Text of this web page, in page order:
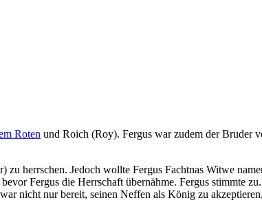
Roten und Roich (Roy). Fergus war zudem der Bruder
herrschen. Jedoch wollte Fergus Fachtnas Witwe
Fergus die Herrschaft übernähme. Fergus stimmte
nicht nur bereit, seinen Neffen als König zu